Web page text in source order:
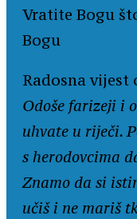
Vratite Bogu
Bogu
Radosna
Odoše farizeji i
uhvate u riječi.
s herodovcima
Znamo da si
učiš i ne mariš